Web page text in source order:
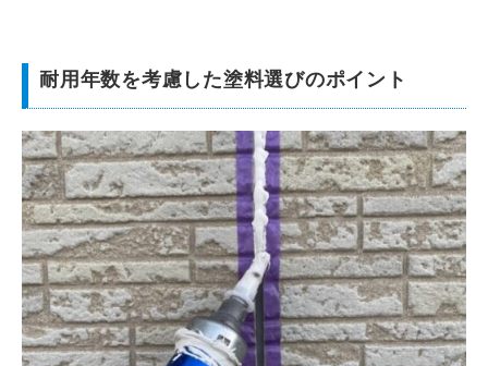
耐用年数を考慮した塗料選びのポイント